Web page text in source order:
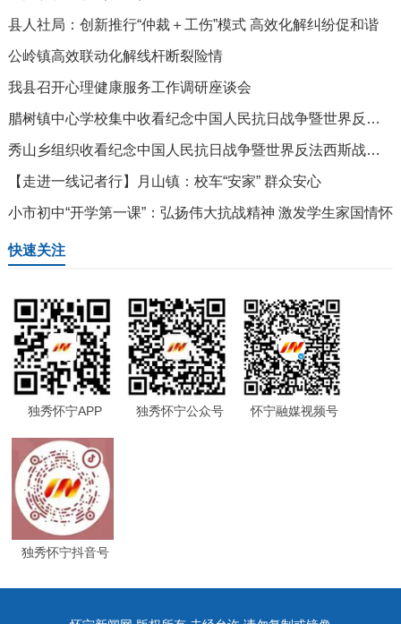
县人社局：创新推行“仲裁＋工伤”模式 高效化解纠纷促和谐
公岭镇高效联动化解线杆断裂险情
我县召开心理健康服务工作调研座谈会
腊树镇中心学校集中收看纪念中国人民抗日战争暨世界反法西斯战争胜利80周年大会
秀山乡组织收看纪念中国人民抗日战争暨世界反法西斯战争胜利80周年大会
【走进一线记者行】月山镇：校车“安家” 群众安心
小市初中“开学第一课”：弘扬伟大抗战精神 激发学生家国情怀
快速关注
独秀怀宁APP 独秀怀宁公众号 怀宁融媒视频号
独秀怀宁抖音号